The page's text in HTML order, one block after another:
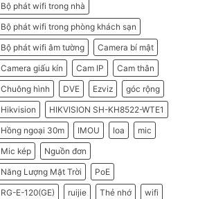
Bộ phát wifi trong nhà
Bộ phát wifi trong phòng khách sạn
Bộ phát wifi âm tường
Camera bí mật
Camera giấu kín
Cam IP
Cam thân
Chuông hình
DVE Ezviz
góc rộng
Hikvision
HIKVISION SH-KH8522-WTE1
Hồng ngoại 30m
IMOU loa
mic
Mic kép
Nguồn đơn
Năng Lượng Mặt Trời
PoE
RG-E-120(GE)
ruijie Thẻ nhớ
wifi